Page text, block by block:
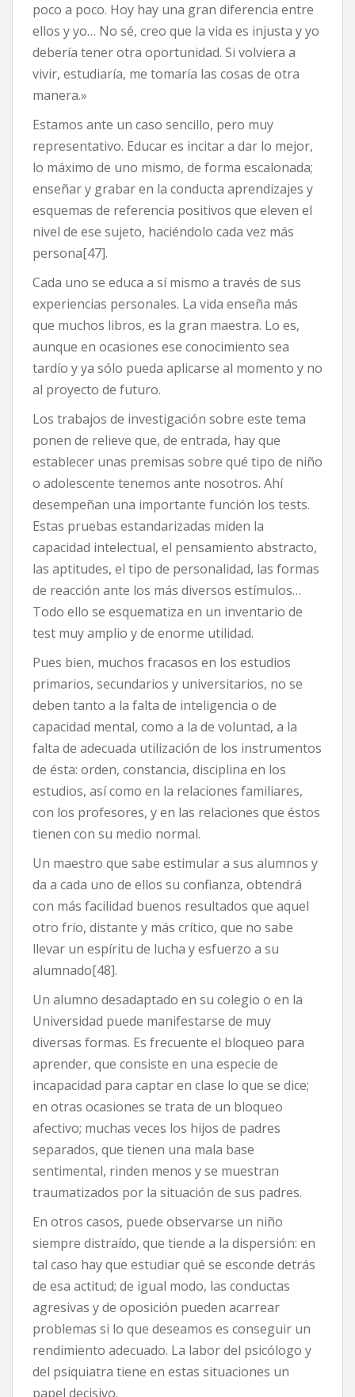
poco a poco. Hoy hay una gran diferencia entre
ellos y yo… No sé, creo que la vida es injusta y yo
debería tener otra oportunidad. Si volviera a
vivir, estudiaría, me tomaría las cosas de otra
manera.»
Estamos ante un caso sencillo, pero muy
representativo. Educar es incitar a dar lo mejor,
lo máximo de uno mismo, de forma escalonada;
enseñar y grabar en la conducta aprendizajes y
esquemas de referencia positivos que eleven el
nivel de ese sujeto, haciéndolo cada vez más
persona[47].
Cada uno se educa a sí mismo a través de sus
experiencias personales. La vida enseña más
que muchos libros, es la gran maestra. Lo es,
aunque en ocasiones ese conocimiento sea
tardío y ya sólo pueda aplicarse al momento y no
al proyecto de futuro.
Los trabajos de investigación sobre este tema
ponen de relieve que, de entrada, hay que
establecer unas premisas sobre qué tipo de niño
o adolescente tenemos ante nosotros. Ahí
desempeñan una importante función los tests.
Estas pruebas estandarizadas miden la
capacidad intelectual, el pensamiento abstracto,
las aptitudes, el tipo de personalidad, las formas
de reacción ante los más diversos estímulos…
Todo ello se esquematiza en un inventario de
test muy amplio y de enorme utilidad.
Pues bien, muchos fracasos en los estudios
primarios, secundarios y universitarios, no se
deben tanto a la falta de inteligencia o de
capacidad mental, como a la de voluntad, a la
falta de adecuada utilización de los instrumentos
de ésta: orden, constancia, disciplina en los
estudios, así como en la relaciones familiares,
con los profesores, y en las relaciones que éstos
tienen con su medio normal.
Un maestro que sabe estimular a sus alumnos y
da a cada uno de ellos su confianza, obtendrá
con más facilidad buenos resultados que aquel
otro frío, distante y más crítico, que no sabe
llevar un espíritu de lucha y esfuerzo a su
alumnado[48].
Un alumno desadaptado en su colegio o en la
Universidad puede manifestarse de muy
diversas formas. Es frecuente el bloqueo para
aprender, que consiste en una especie de
incapacidad para captar en clase lo que se dice;
en otras ocasiones se trata de un bloqueo
afectivo; muchas veces los hijos de padres
separados, que tienen una mala base
sentimental, rinden menos y se muestran
traumatizados por la situación de sus padres.
En otros casos, puede observarse un niño
siempre distraído, que tiende a la dispersión: en
tal caso hay que estudiar qué se esconde detrás
de esa actitud; de igual modo, las conductas
agresivas y de oposición pueden acarrear
problemas si lo que deseamos es conseguir un
rendimiento adecuado. La labor del psicólogo y
del psiquiatra tiene en estas situaciones un
papel decisivo.